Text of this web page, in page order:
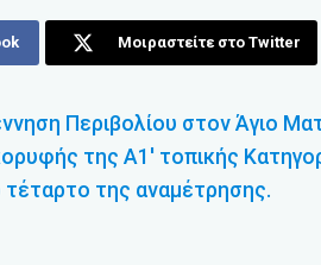
Μοιραστείτε στο Twitter
Περιβολίου στον Άγιο
της Α1′ τοπικής
της αναμέτρησης.